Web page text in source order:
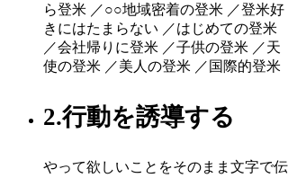
ら登米 ／○○地域密着の登米 ／登米好
きにはたまらない ／はじめての登米
／会社帰りに登米 ／子供の登米 ／天
使の登米 ／美人の登米 ／国際的登米
2.行動を誘導する
やって欲しいことをそのまま文字で伝